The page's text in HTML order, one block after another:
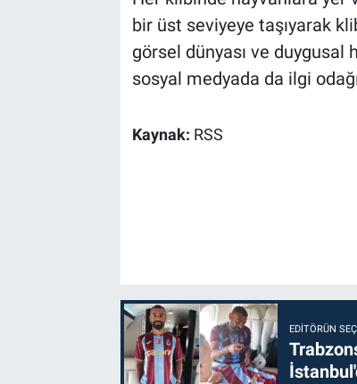
bir üst seviyeye taşıyarak
görsel dünyası ve duygusal
sosyal medyada da ilgi
Kaynak: RSS
EDITÖRÜN